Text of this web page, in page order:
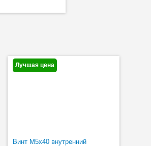
Лучшая цена
Винт M5х40 внутренний